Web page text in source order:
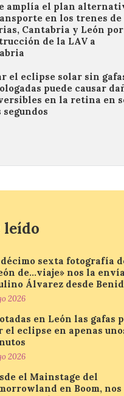
amplía el plan
en los trenes de
Cantabria y León
de la LAV a
el eclipse solar sin
puede causar
en la retina en
segundos
leído
décimo sexta fotografía
de…viaje» nos la envía
Álvarez desde
2026
en León las gafas
el eclipse en apenas
2026
el Mainstage del
en Boom, nos